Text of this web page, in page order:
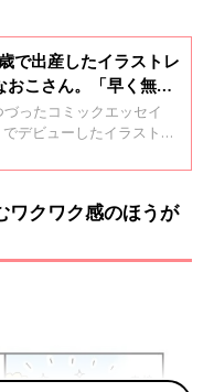
で出産したイラストレ
おこさん。「早く無事
いとずっと思ってま
・妊娠・出産を振り返
ったコミックエッセイ
でデビューしたイラストレ
作家生活20周年を迎えた
ん」を出産。「むーちゃ
の妊娠・出産・育児を振
ワクワク感のほうが